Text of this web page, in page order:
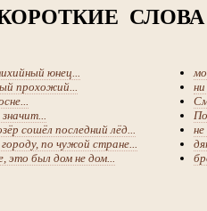
СЛОВА
юнец...
прохожий...
сошёл последний лёд...
по чужой стране...
это был дом не дом...
не